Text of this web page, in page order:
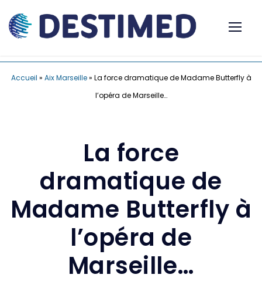
Accueil » Aix Marseille» La force dramatique de Madame Butterfly à
l’opéra de Marseille…
La force
dramatique de
Madame Butterfly à
l’opéra de
Marseille…